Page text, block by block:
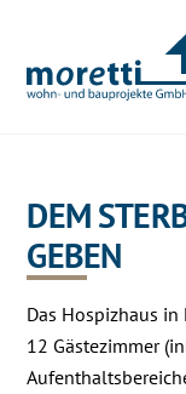
content
DEM
GEBEN
Das Hospizhaus
12 Gästezimmer